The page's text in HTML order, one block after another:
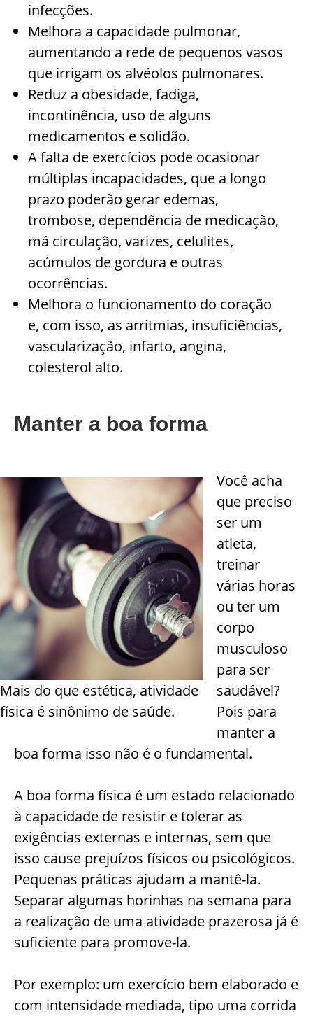
infecções.
Melhora a capacidade pulmonar,
aumentando a rede de pequenos vasos
que irrigam os alvéolos pulmonares.
Reduz a obesidade, fadiga,
incontinência, uso de alguns
medicamentos e solidão.
A falta de exercícios pode ocasionar
múltiplas incapacidades, que a longo
prazo poderão gerar edemas,
trombose, dependência de medicação,
má circulação, varizes, celulites,
acúmulos de gordura e outras
ocorrências.
Melhora o funcionamento do coração
e, com isso, as arritmias, insuficiências,
vascularização, infarto, angina,
colesterol alto.
Manter a boa forma
Mais do que estética, atividade
física é sinônimo de saúde.
Você acha
que preciso
ser um
atleta,
treinar
várias horas
ou ter um
corpo
musculoso
para ser
saudável?
Pois para
manter a
boa forma isso não é o fundamental.
A boa forma física é um estado relacionado
à capacidade de resistir e tolerar as
exigências externas e internas, sem que
isso cause prejuízos físicos ou psicológicos.
Pequenas práticas ajudam a mantê-la.
Separar algumas horinhas na semana para
a realização de uma atividade prazerosa já é
suficiente para promove-la.
Por exemplo: um exercício bem elaborado e
com intensidade mediada, tipo uma corrida